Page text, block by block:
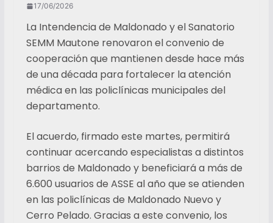
17/06/2026
La Intendencia de Maldonado y el Sanatorio
SEMM Mautone renovaron el convenio de
cooperación que mantienen desde hace más
de una década para fortalecer la atención
médica en las policlínicas municipales del
departamento.
El acuerdo, firmado este martes, permitirá
continuar acercando especialistas a distintos
barrios de Maldonado y beneficiará a más de
6.600 usuarios de ASSE al año que se atienden
en las policlínicas de Maldonado Nuevo y
Cerro Pelado. Gracias a este convenio, los